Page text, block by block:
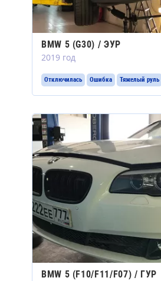
BMW 5 (G30) / ЭУР
2019 год
Отключилась Ошибка Тяжелый руль
BMW 5 (F10/F11/F07) / ГУР